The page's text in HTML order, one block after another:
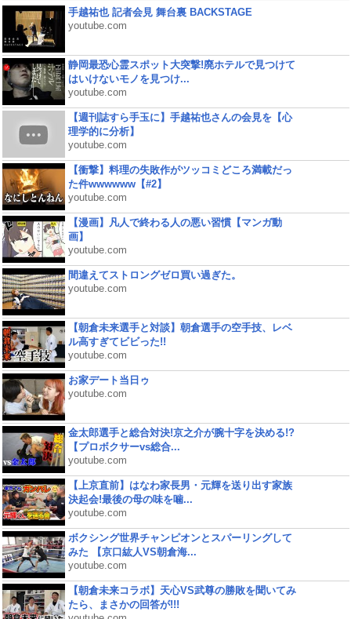
手越祐也 記者会見 舞台裏 BACKSTAGE
youtube.com
静岡最恐心霊スポット大突撃!廃ホテルで見つけて
はいけないモノを見つけ...
youtube.com
【週刊誌すら手玉に】手越祐也さんの会見を【心
理学的に分析】
youtube.com
【衝撃】料理の失敗作がツッコミどころ満載だっ
た件wwwwww【#2】
youtube.com
【漫画】凡人で終わる人の悪い習慣【マンガ動
画】
youtube.com
間違えてストロングゼロ買い過ぎた。
youtube.com
【朝倉未来選手と対談】朝倉選手の空手技、レベ
ル高すぎてビビった!!
youtube.com
お家デート当日ゥ
youtube.com
金太郎選手と総合対決!京之介が腕十字を決める!?
【プロボクサーvs総合...
youtube.com
【上京直前】はなわ家長男・元輝を送り出す家族
決起会!最後の母の味を噛...
youtube.com
ボクシング世界チャンピオンとスパーリングして
みた 【京口紘人VS朝倉海...
youtube.com
【朝倉未来コラボ】天心VS武尊の勝敗を聞いてみ
たら、まさかの回答が!!!